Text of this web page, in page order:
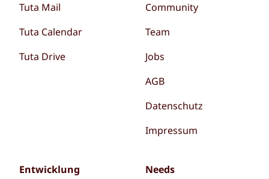
Tuta Mail
Tuta Calendar
Tuta Drive
Community
Team
Jobs
AGB
Datenschutz
Impressum
Entwicklung
Needs